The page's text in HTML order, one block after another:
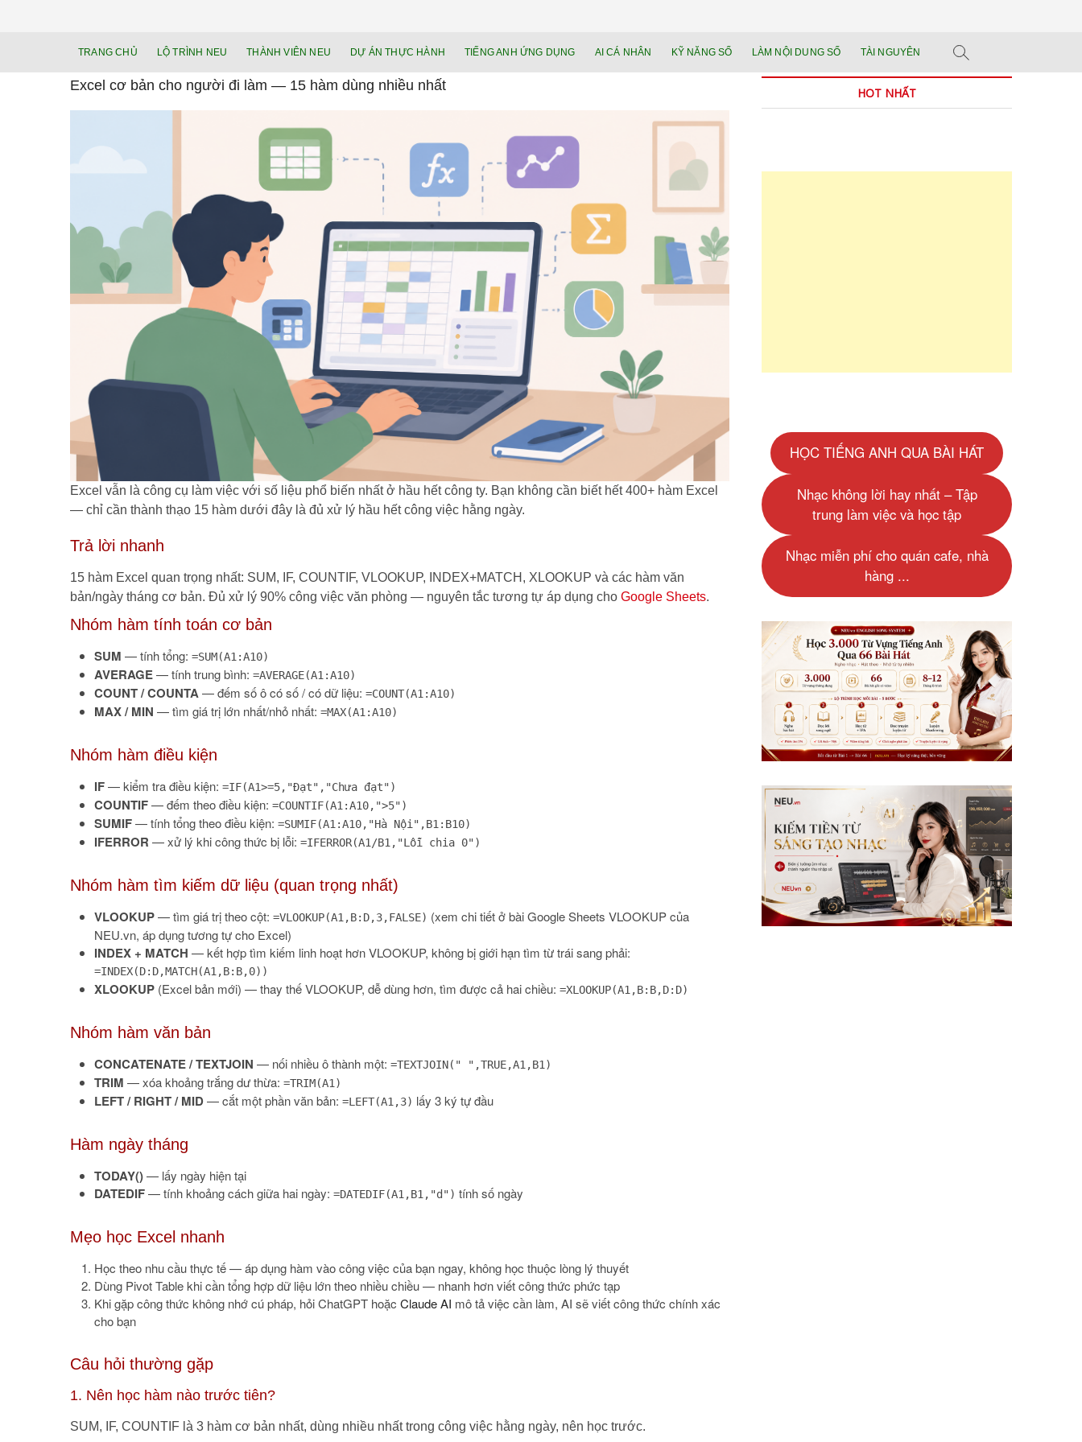
lực cá nhân trong thời đại AI
TRANG CHỦ LỘ TRÌNH NEU THÀNH VIÊN NEU DỰ ÁN THỰC HÀNH TIẾNG ANH ỨNG DỤNG AI CÁ NHÂN KỸ NĂNG SỐ LÀM NỘI DUNG SỐ TÀI NGUYÊN
Excel cơ bản cho người đi làm — 15 hàm dùng nhiều nhất
Excel vẫn là công cụ làm việc với số liệu phổ biến nhất ở hầu hết công ty. Bạn không cần biết hết 400+ hàm Excel
— chỉ cần thành thạo 15 hàm dưới đây là đủ xử lý hầu hết công việc hằng ngày.
Trả lời nhanh
15 hàm Excel quan trọng nhất: SUM, IF, COUNTIF, VLOOKUP, INDEX+MATCH, XLOOKUP và các hàm văn
bản/ngày tháng cơ bản. Đủ xử lý 90% công việc văn phòng — nguyên tắc tương tự áp dụng cho Google Sheets.
Nhóm hàm tính toán cơ bản
SUM — tính tổng: =SUM(A1:A10)
AVERAGE— tính trung bình: =AVERAGE(A1:A10)
COUNT / COUNTA— đếm số ô có số / có dữ liệu: =COUNT(A1:A10)
MAX / MIN — tìm giá trị lớn nhất/nhỏ nhất: =MAX(A1:A10)
Nhóm hàm điều kiện
IF— kiểm tra điều kiện: =IF(A1>=5,"Đạt","Chưa đạt")
COUNTIF— đếm theo điều kiện: =COUNTIF(A1:A10,">5")
SUMIF— tính tổng theo điều kiện: =SUMIF(A1:A10,"Hà Nội",B1:B10)
IFERROR — xử lý khi công thức bị lỗi: =IFERROR(A1/B1,"Lỗi chia 0")
Nhóm hàm tìm kiếm dữ liệu (quan trọng nhất)
VLOOKUP— tìm giá trị theo cột: =VLOOKUP(A1,B:D,3,FALSE) (xem chi tiết ở bài Google Sheets VLOOKUP của
NEU.vn, áp dụng tương tự cho Excel)
INDEX + MATCH — kết hợp tìm kiếm linh hoạt hơn VLOOKUP, không bị giới hạn tìm từ trái sang phải:
=INDEX(D:D,MATCH(A1,B:B,0))
XLOOKUP (Excel bản mới) — thay thế VLOOKUP, dễ dùng hơn, tìm được cả hai chiều: =XLOOKUP(A1,B:B,D:D)
Nhóm hàm văn bản
CONCATENATE / TEXTJOIN — nối nhiều ô thành một: =TEXTJOIN(" ",TRUE,A1,B1)
TRIM — xóa khoảng trắng dư thừa: =TRIM(A1)
LEFT / RIGHT / MID— cắt một phần văn bản: =LEFT(A1,3) lấy 3 ký tự đầu
Hàm ngày tháng
TODAY()— lấy ngày hiện tại
DATEDIF— tính khoảng cách giữa hai ngày: =DATEDIF(A1,B1,"d") tính số ngày
Mẹo học Excel nhanh
Học theo nhu cầu thực tế — áp dụng hàm vào công việc của bạn ngay, không học thuộc lòng lý thuyết
Dùng Pivot Table khi cần tổng hợp dữ liệu lớn theo nhiều chiều — nhanh hơn viết công thức phức tạp
Khi gặp công thức không nhớ cú pháp, hỏi ChatGPT hoặc Claude AI mô tả việc cần làm, AI sẽ viết công thức chính xác
cho bạn
Câu hỏi thường gặp
1. Nên học hàm nào trước tiên?
SUM, IF, COUNTIF là 3 hàm cơ bản nhất, dùng nhiều nhất trong công việc hằng ngày, nên học trước.
HOT NHẤT
HỌC TIẾNG ANH QUA BÀI HÁT
Nhạc không lời hay nhất – Tập
trung làm việc và học tập
Nhạc miễn phí cho quán cafe, nhà
hàng ...